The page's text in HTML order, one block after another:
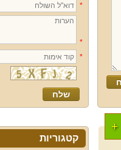
*
*
*
+
קטגוריות